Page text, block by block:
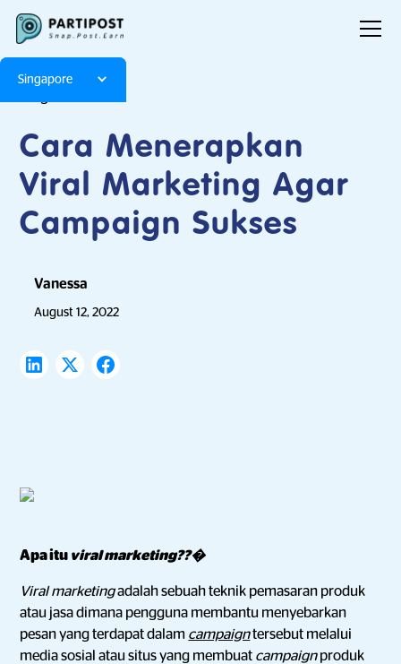
Singapore
Cara Menerapkan
Viral Marketing Agar
Campaign Sukses
Vanessa
August 12, 2022
Apa itu viral marketing??�
Viral marketingadalah sebuah teknik pemasaran produk
atau jasa dimana pengguna membantu menyebarkan
pesan yang terdapat dalam campaigntersebut melalui
media sosial atau situs yang membuat campaignproduk